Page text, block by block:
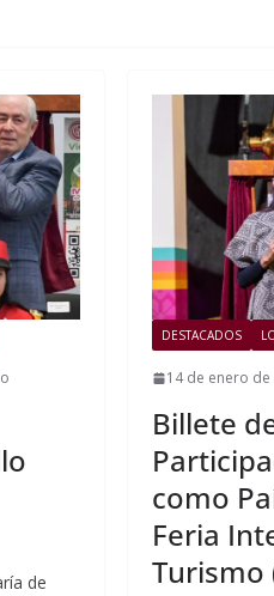
de
DESTACADOS
14 de enero de
Billete
como
Feria
Turismo